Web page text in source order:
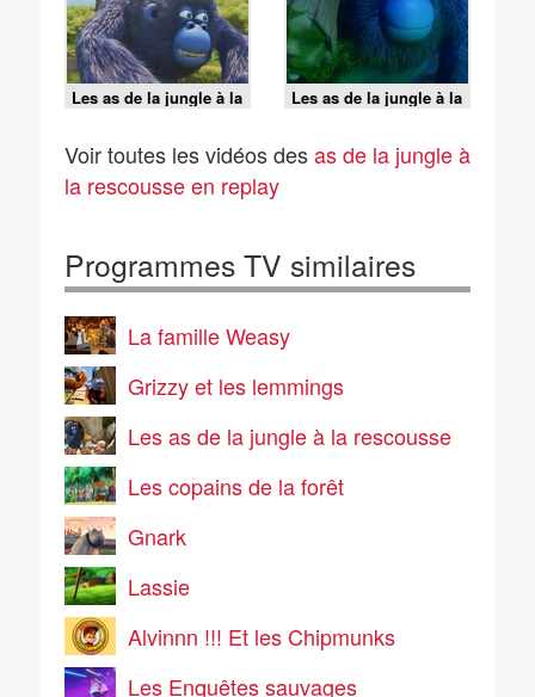
Les as de la jungle à la
rescousse - 06/08/2026
Les as de la jungle à la
rescousse - 06/08/2026
Voir toutes les vidéos desas de la jungle à
la rescousse en replay
Programmes TV similaires
La famille Weasy
Grizzy et les lemmings
Les as de la jungle à la rescousse
Les copains de la forêt
Gnark
Lassie
Alvinnn !!! Et les Chipmunks
Les Enquêtes sauvages